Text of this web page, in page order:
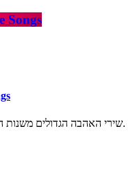
Songs
שירי האהבה הגדולים משנות ה-80. שני וחמישי , לאורך כל הלילה.